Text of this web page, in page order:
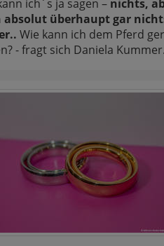
ich´s ja sagen – nichts,
absolut überhaupt gar
Wie kann ich dem Pferd
- fragt sich Daniela Kummer.